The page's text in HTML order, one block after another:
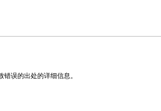
误的出处的详细信息。